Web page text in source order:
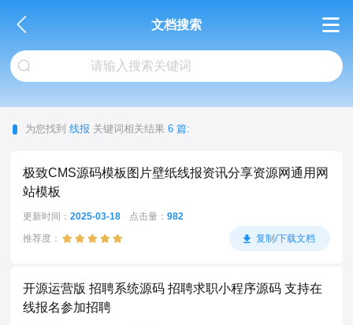
文档搜索
为您找到 线报 关键词相关结果 6 篇:
极致CMS源码模板图片壁纸线报资讯分享资源网通用网
站模板
更新时间：2025-03-18 点击量：982
推荐度：
复制/下载文档
开源运营版 招聘系统源码 招聘求职小程序源码 支持在
线报名参加招聘